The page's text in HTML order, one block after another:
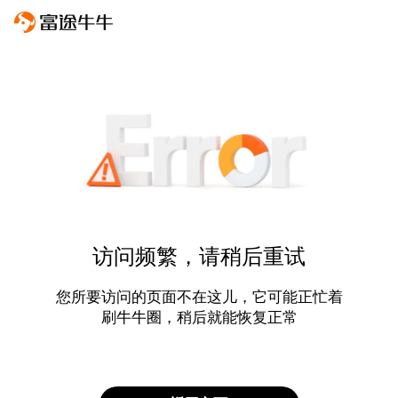
访问频繁，请稍后重试
您所要访问的页面不在这儿，它可能正忙着
刷牛牛圈，稍后就能恢复正常